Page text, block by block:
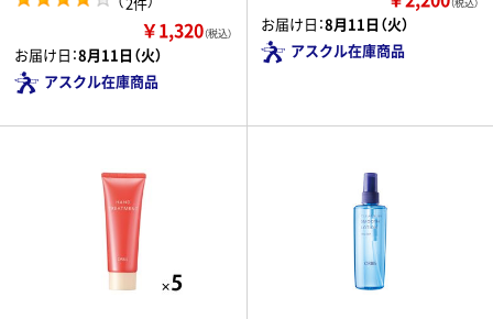
￥1,320（税込）
お届け日：8月11日（火）
アスクル在庫商品
お届け日：8月11日（火）
アスクル在庫商品